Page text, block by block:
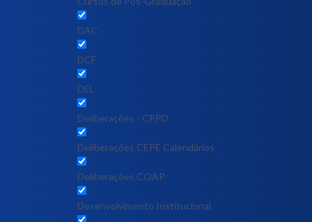
DAC
DCF
DEL
Deliberações - CPPD
Deliberações CEPE Calendários
Deliberações COAP
Desenvolvimento Institucional